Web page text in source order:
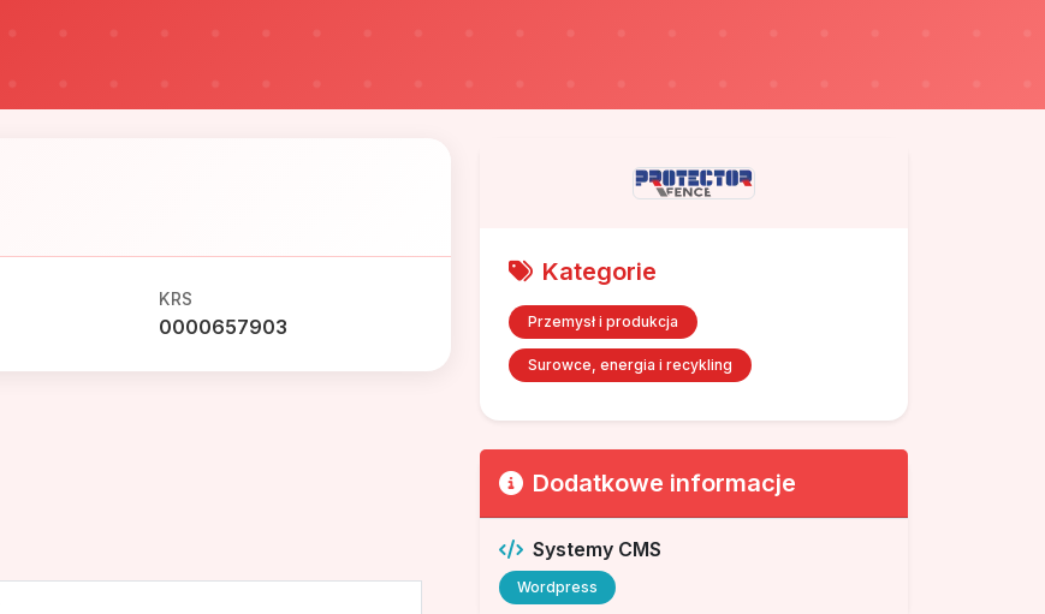
KRS
0000657903
Kategorie
Przemysł i produkcja
Surowce, energia i recykling
Dodatkowe informacje
Systemy CMS
Wordpress